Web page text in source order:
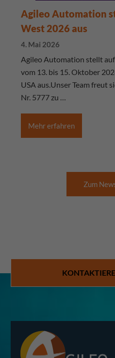
Agileo Automation
West 2026 aus
4. Mai 2026
Agileo Automation stellt
vom 13. bis 15. Oktober
USA aus.Unser Team freut
Nr. 5777 zu …
Mehr erfahren
Zum